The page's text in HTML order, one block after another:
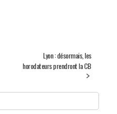
Lyon : désormais, les
horodateurs prendront la CB